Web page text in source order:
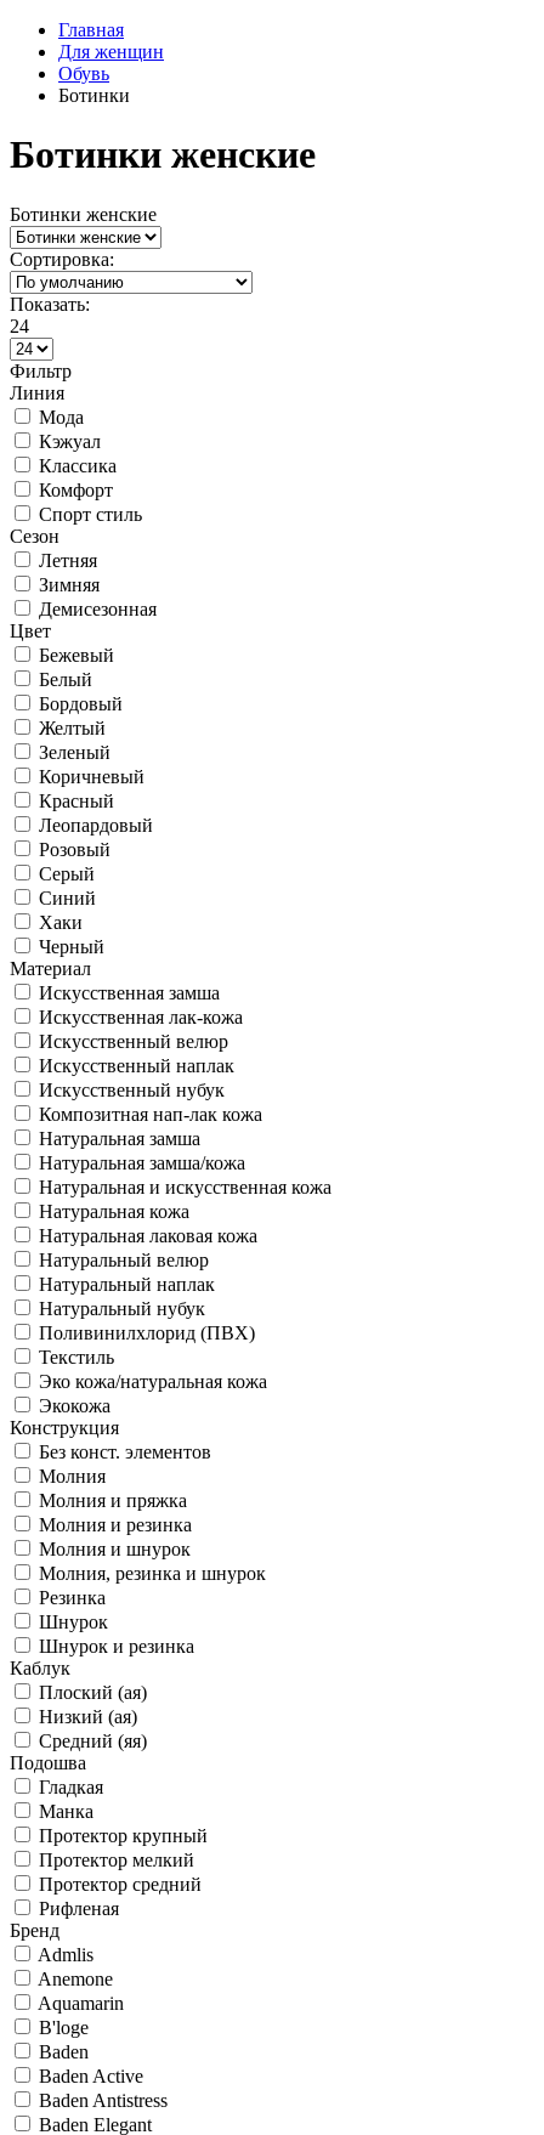
Главная
Для женщин
Обувь
Ботинки
Ботинки женские
Ботинки женские
Сортировка:
Показать:
24
Фильтр
Линия
Мода
Кэжуал
Классика
Комфорт
Спорт стиль
Сезон
Летняя
Зимняя
Демисезонная
Цвет
Бежевый
Белый
Бордовый
Желтый
Зеленый
Коричневый
Красный
Леопардовый
Розовый
Серый
Синий
Хаки
Черный
Материал
Искусственная замша
Искусственная лак-кожа
Искусственный велюр
Искусственный наплак
Искусственный нубук
Композитная нап-лак кожа
Натуральная замша
Натуральная замша/кожа
Натуральная и искусственная кожа
Натуральная кожа
Натуральная лаковая кожа
Натуральный велюр
Натуральный наплак
Натуральный нубук
Поливинилхлорид (ПВХ)
Текстиль
Эко кожа/натуральная кожа
Экокожа
Конструкция
Без конст. элементов
Молния
Молния и пряжка
Молния и резинка
Молния и шнурок
Молния, резинка и шнурок
Резинка
Шнурок
Шнурок и резинка
Каблук
Плоский (ая)
Низкий (ая)
Средний (яя)
Подошва
Гладкая
Манка
Протектор крупный
Протектор мелкий
Протектор средний
Рифленая
Бренд
Admlis
Anemone
Aquamarin
B'loge
Baden
Baden Active
Baden Antistress
Baden Elegant